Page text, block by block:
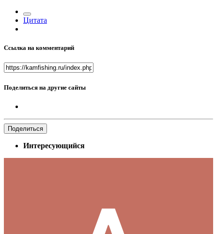
Цитата
Ссылка на комментарий
Поделиться на другие сайты
Поделиться
Интересующийся